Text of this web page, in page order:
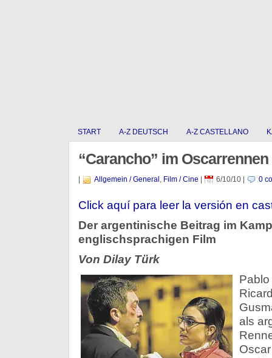
START A-Z DEUTSCH A-Z CASTELLANO
“Carancho” im Oscarrennen
Allgemein / General , Film / Cine 6/10/10| 0
Click aquí para leer la versión en
Der argentinische Beitrag im
englischsprachigen Film
Von Dilay Türk
Pablo
als